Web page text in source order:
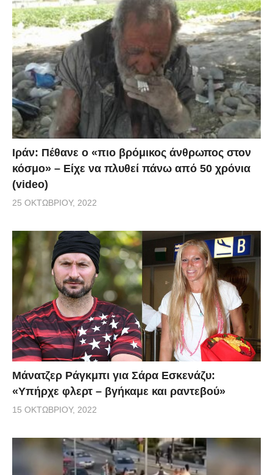
Ιράν: Πέθανε ο «πιο βρόμικος άνθρωπος στον
κόσμο» – Είχε να πλυθεί πάνω από 50 χρόνια
(video)
25 ΟΚΤΩΒΡΊΟΥ, 2022
Μάνατζερ Ράγκμπι για Σάρα Εσκενάζυ:
«Υπήρχε φλερτ – βγήκαμε και ραντεβού»
15 ΟΚΤΩΒΡΊΟΥ, 2022